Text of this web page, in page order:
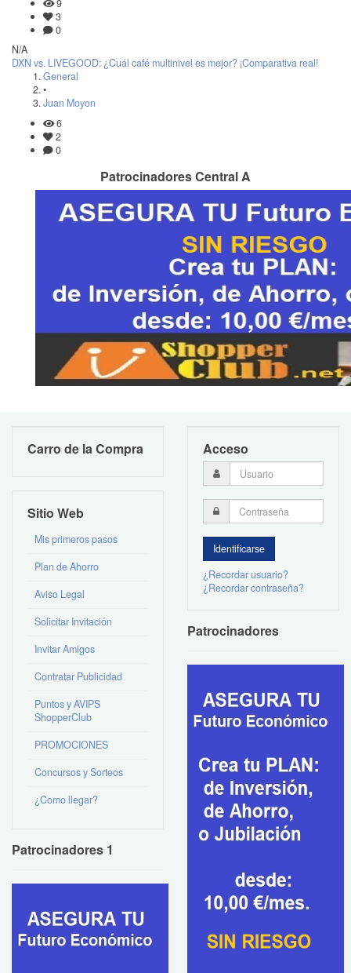
3
0
N/A
DXN vs. LIVEGOOD: ¿Cuál café multinivel es mejor? ¡Comparativa real!
General
•
Juan Moyon
6
2
0
Patrocinadores Central A
Carro de la Compra
Sitio Web
Mis primeros pasos
Plan de Ahorro
Aviso Legal
Solicitar Invitación
Invitar Amigos
Contratar Publicidad
Puntos y AVIPS
ShopperClub
PROMOCIONES
Concursos y Sorteos
¿Como llegar?
Patrocinadores 1
Acceso
¿Recordar usuario?
¿Recordar contraseña?
Patrocinadores